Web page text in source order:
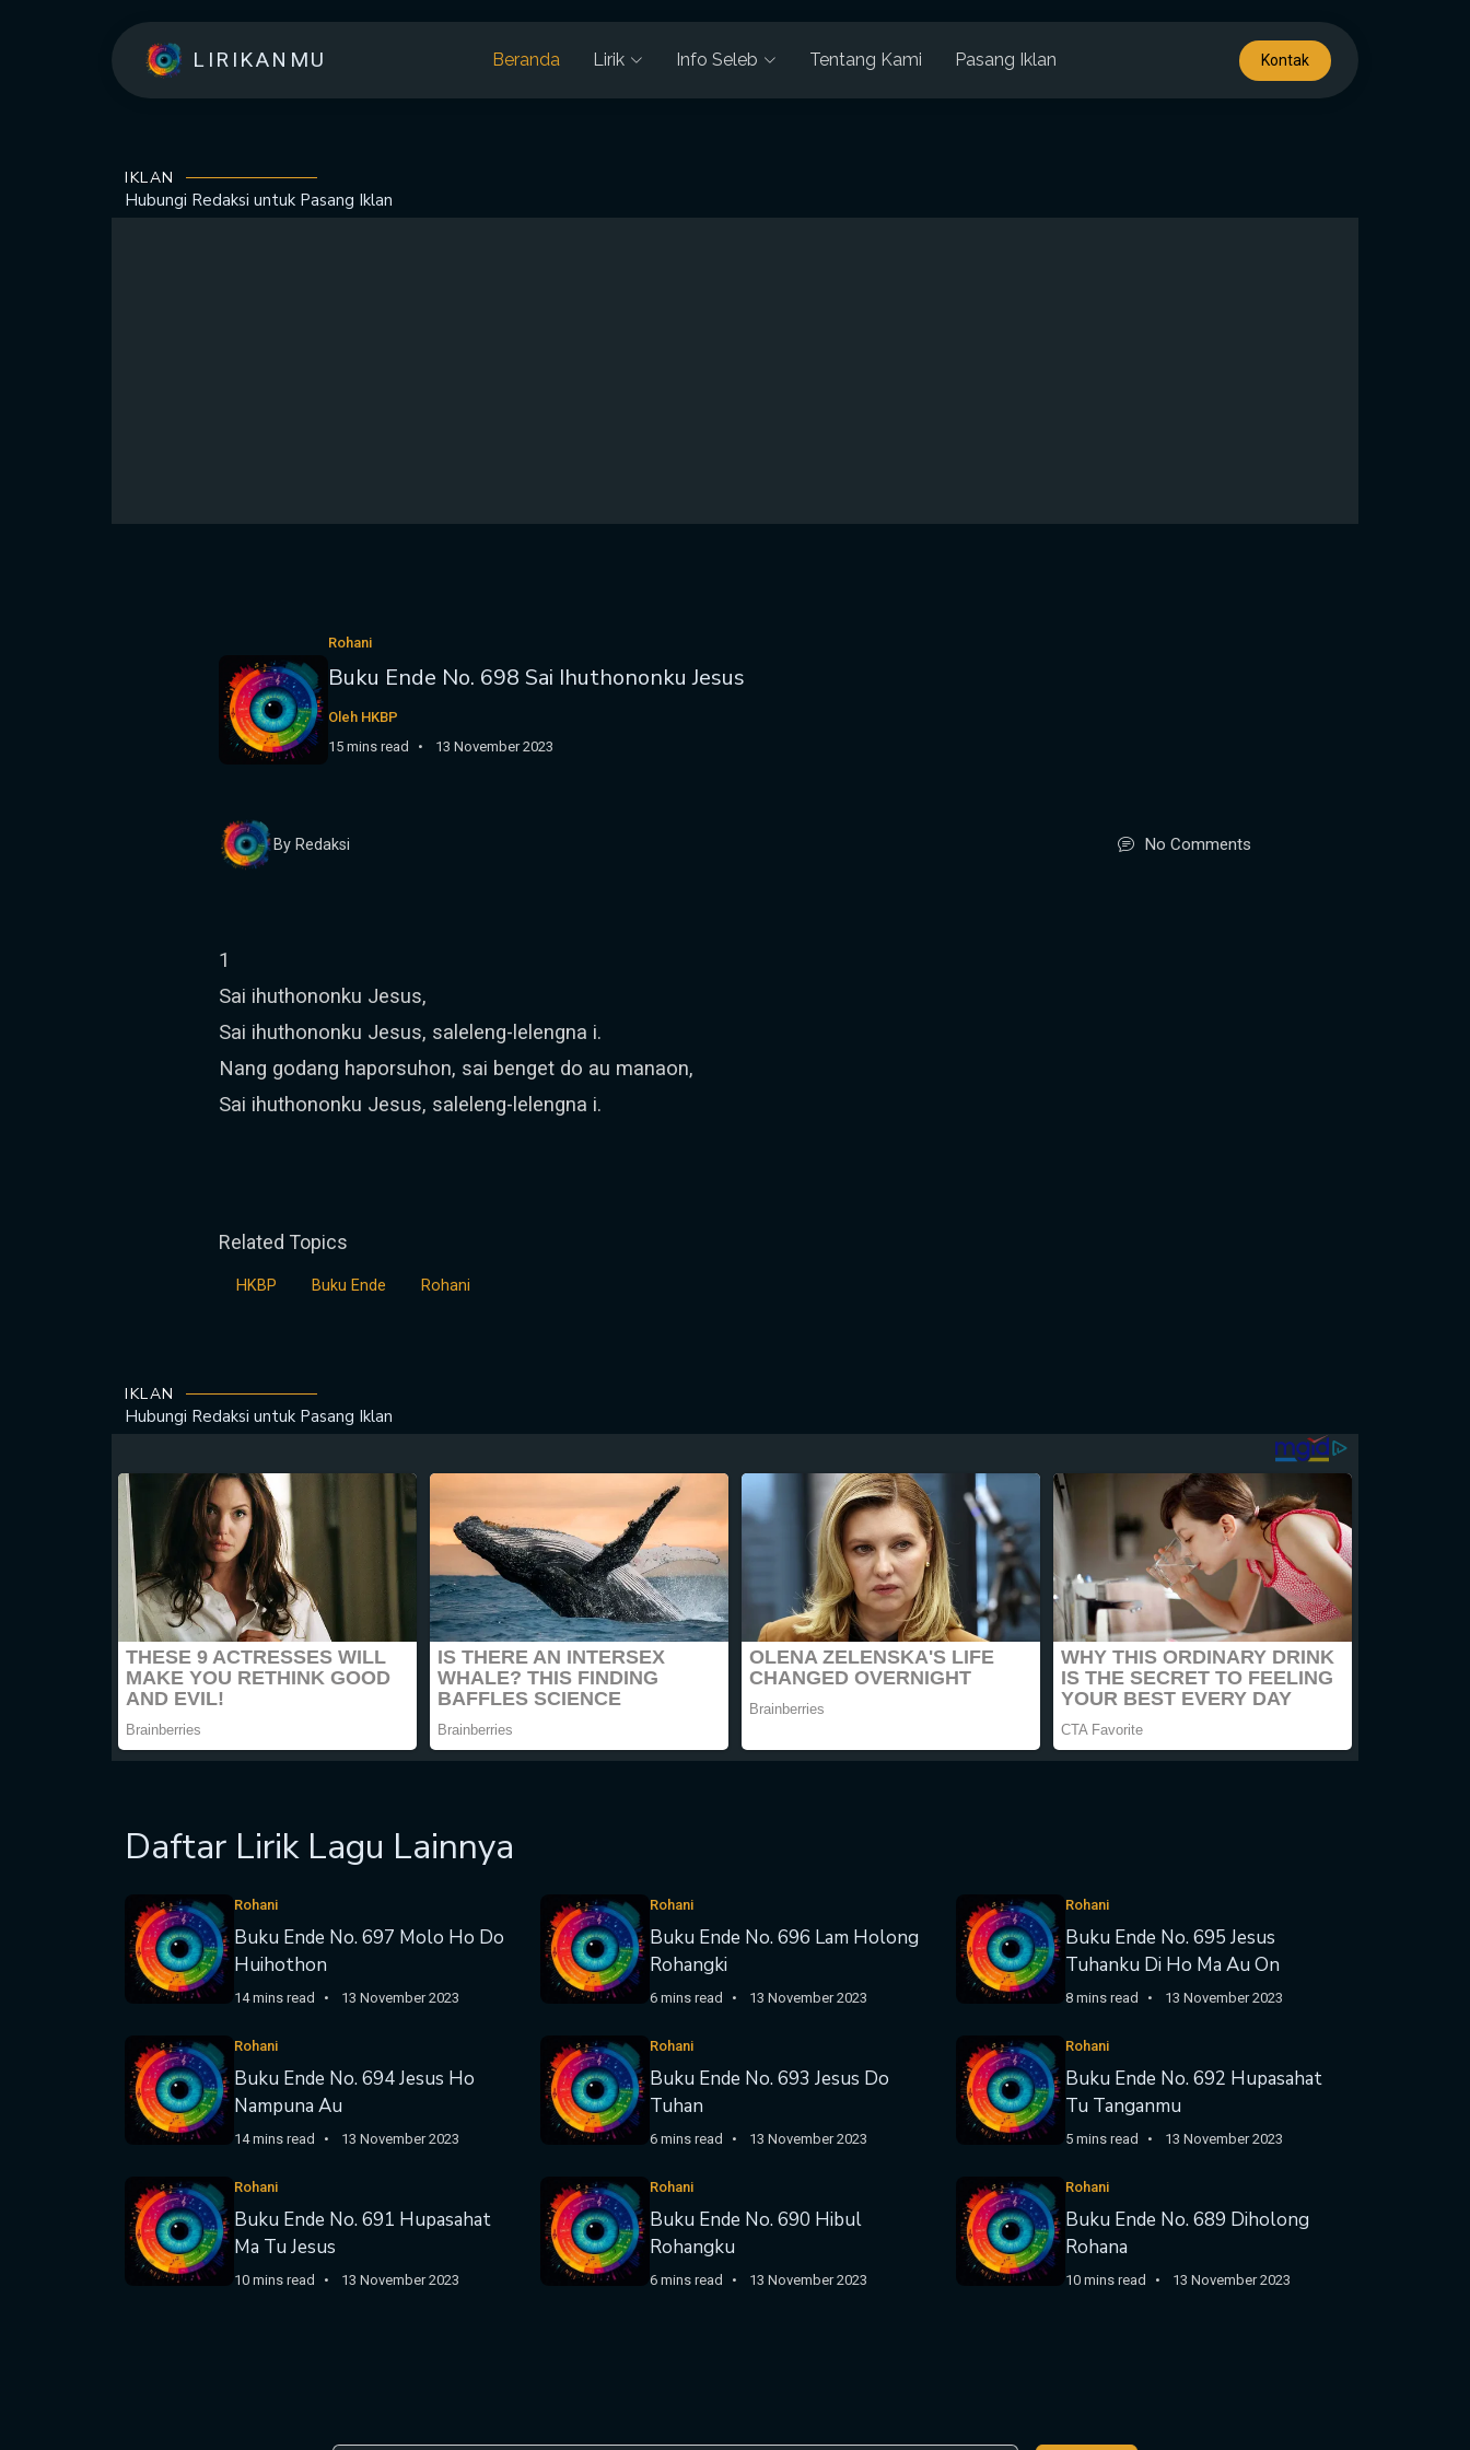
LIRIKANMU Beranda Lirik Info Seleb Tentang Kami Pasang Iklan Kontak
IKLAN
Hubungi Redaksi untuk Pasang Iklan
Rohani
Buku Ende No. 698 Sai Ihuthononku Jesus
Oleh HKBP
15 mins read
13 November 2023
By Redaksi No Comments
1
Sai ihuthononku Jesus,
Sai ihuthononku Jesus, saleleng-lelengna i.
Nang godang haporsuhon, sai benget do au manaon,
Sai ihuthononku Jesus, saleleng-lelengna i.
Related Topics
HKBP Buku Ende Rohani
IKLAN
Hubungi Redaksi untuk Pasang Iklan
Daftar Lirik Lagu Lainnya
Rohani
Buku Ende No. 697 Molo Ho Do
Huihothon
14 mins read 13 November 2023
Rohani
Buku Ende No. 696 Lam Holong
Rohangki
6 mins read 13 November 2023
Rohani
Buku Ende No. 695 Jesus
Tuhanku Di Ho Ma Au On
8 mins read 13 November 2023
Rohani
Buku Ende No. 694 Jesus Ho
Nampuna Au
14 mins read 13 November 2023
Rohani
Buku Ende No. 693 Jesus Do
Tuhan
6 mins read 13 November 2023
Rohani
Buku Ende No. 692 Hupasahat
Tu Tanganmu
5 mins read 13 November 2023
Rohani
Buku Ende No. 691 Hupasahat
Ma Tu Jesus
10 mins read 13 November 2023
Rohani
Buku Ende No. 690 Hibul
Rohangku
6 mins read 13 November 2023
Rohani
Buku Ende No. 689 Diholong
Rohana
10 mins read 13 November 2023